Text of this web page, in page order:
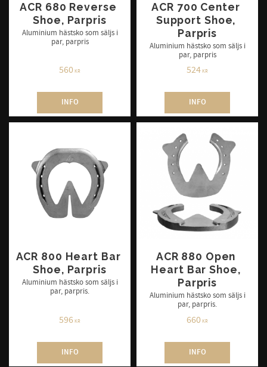
ACR 680 Reverse
Shoe, Parpris
Aluminium hästsko som säljs i
par, parpris
560KR
INFO
ACR 700 Center
Support Shoe,
Parpris
Aluminium hästsko som säljs i
par, parpris
524KR
INFO
ACR 800 Heart Bar
Shoe, Parpris
Aluminium hästsko som säljs i
par, parpris.
596KR
INFO
ACR 880 Open
Heart Bar Shoe,
Parpris
Aluminium hästsko som säljs i
par, parpris.
660KR
INFO